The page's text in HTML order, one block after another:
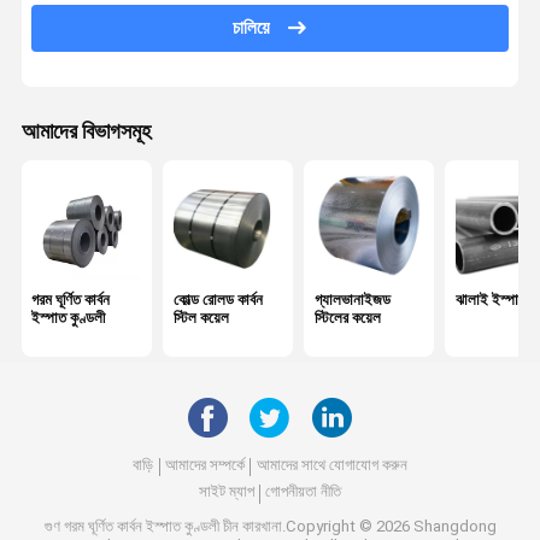
পিপিজিআই ইস্পাত কয়েল
গ্যালভানাইজড স্টিল গ্রেটিং
গরম ঘূর্ণিত ইস্পাত শীট
গ্যালভানাইজড স্টিল প্লেট
পিপিজিআই ঢেউতোলা শীট
চালিয়ে
আমাদের বিভাগসমূহ
গরম ঘূর্ণিত কার্বন
ইস্পাত কুণ্ডলী
কোল্ড রোলড কার্বন
স্টিল কয়েল
গ্যালভানাইজড
স্টিলের কয়েল
ঝালাই ইস্পাত
বাড়ি আমাদের সম্পর্কে
আমাদের সাথে যোগাযোগ করুন
সাইট ম্যাপ
গোপনীয়তা নীতি
গুণ গরম ঘূর্ণিত কার্বন ইস্পাত কুণ্ডলীচীন কারখানা.Copyright © 2026 Shangdong